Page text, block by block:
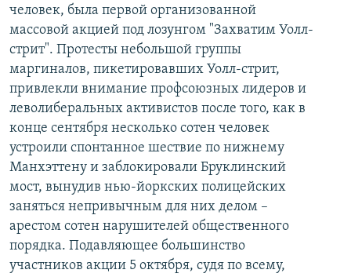
человек, была первой организованной
массовой акцией под лозунгом "Захватим Уолл-
стрит". Протесты небольшой группы
маргиналов, пикетировавших Уолл-стрит,
привлекли внимание профсоюзных лидеров и
леволиберальных активистов после того, как в
конце сентября несколько сотен человек
устроили спонтанное шествие по нижнему
Манхэттену и заблокировали Бруклинский
мост, вынудив нью-йоркских полицейских
заняться непривычным для них делом –
арестом сотен нарушителей общественного
порядка. Подавляющее большинство
участников акции 5 октября, судя по всему,